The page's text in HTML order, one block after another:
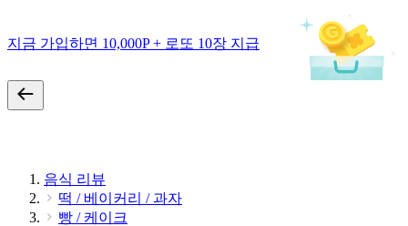
지금 가입하면 10,000P + 로또 10장 지급
음식 리뷰
떡 / 베이커리 / 과자
빵 / 케이크